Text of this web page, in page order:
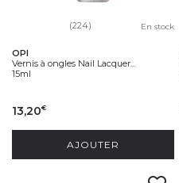
(224) En stock
OPI
Vernis à ongles Nail Lacquer...
15ml
13,20€
AJOUTER